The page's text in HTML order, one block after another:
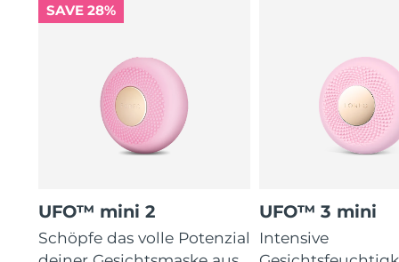
SAVE 28%
UFO™ mini 2
Schöpfe das volle Potenzial
UFO™ 3 mini
Intensive